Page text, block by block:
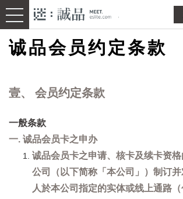
诚品会员约定条款
壹、 会员约定条款
一般条款
一. 诚品会员卡之申办
诚品会员卡之申请、核卡及续卡资
公司（以下简称「本公司」）制订
人於本公司指定的实体或线上通路